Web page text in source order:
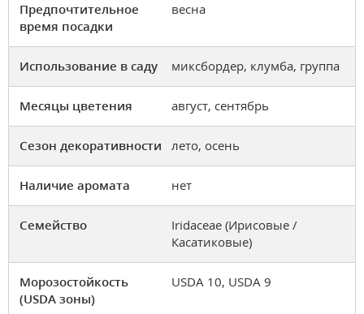
Предпочтительное
время посадки
весна
Использование в саду миксбордер, клумба, группа
Месяцы цветения август, сентябрь
Сезон декоративности лето, осень
Наличие аромата нет
Семейство
Iridaceae (Ирисовые /
Касатиковые)
Морозостойкость
(USDA зоны)
USDA 10, USDA 9